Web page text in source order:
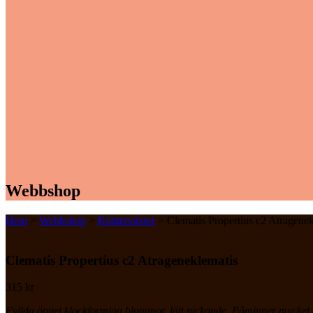
Webbshop
Hem > Webbshop > Klätterväxter> Clematis Propertius c2
Clematis Propertius c2 Atrageneklematis
315 kr